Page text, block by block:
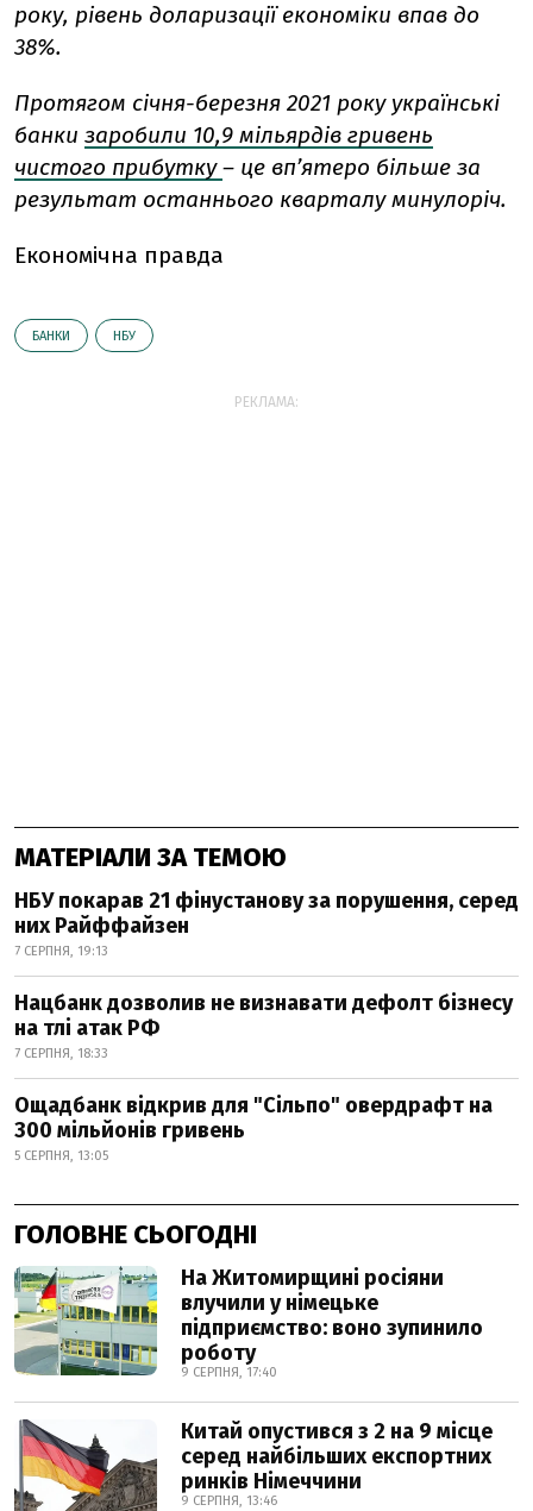
року, рівень доларизації економіки впав до
38%.
Протягом січня-березня 2021 року українські
банки заробили 10,9 мільярдів гривень
чистого прибутку– це вп’ятеро більше за
результат останнього кварталу минулоріч.
Економічна правда
БАНКИ НБУ
РЕКЛАМА:
МАТЕРІАЛИ ЗА ТЕМОЮ
НБУ покарав 21 фінустанову за порушення, серед
них Райффайзен
7 СЕРПНЯ, 19:13
Нацбанк дозволив не визнавати дефолт бізнесу
на тлі атак РФ
7 СЕРПНЯ, 18:33
Ощадбанк відкрив для "Сільпо" овердрафт на
300 мільйонів гривень
5 СЕРПНЯ, 13:05
ГОЛОВНЕ СЬОГОДНІ
На Житомирщині росіяни
влучили у німецьке
підприємство: воно зупинило
роботу
9 СЕРПНЯ, 17:40
Китай опустився з 2 на 9 місце
серед найбільших експортних
ринків Німеччини
9 СЕРПНЯ, 13:46